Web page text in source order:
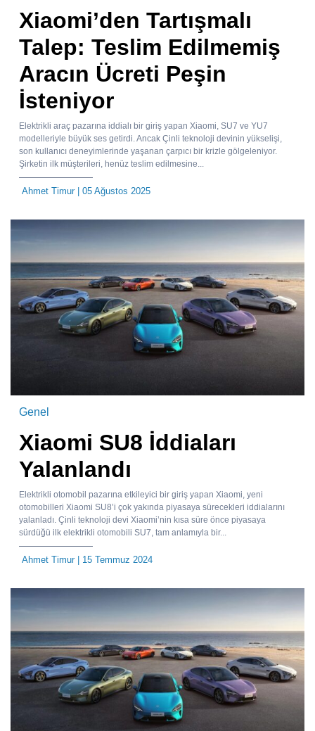
Xiaomi’den Tartışmalı
Talep: Teslim Edilmemiş
Aracın Ücreti Peşin
İsteniyor
Elektrikli araç pazarına iddialı bir giriş yapan Xiaomi, SU7 ve YU7
modelleriyle büyük ses getirdi. Ancak Çinli teknoloji devinin yükselişi,
son kullanıcı deneyimlerinde yaşanan çarpıcı bir krizle gölgeleniyor.
Şirketin ilk müşterileri, henüz teslim edilmesine...
Ahmet Timur| 05 Ağustos 2025
Genel
Xiaomi SU8 İddiaları
Yalanlandı
Elektrikli otomobil pazarına etkileyici bir giriş yapan Xiaomi, yeni
otomobilleri Xiaomi SU8’i çok yakında piyasaya sürecekleri iddialarını
yalanladı. Çinli teknoloji devi Xiaomi’nin kısa süre önce piyasaya
sürdüğü ilk elektrikli otomobili SU7, tam anlamıyla bir...
Ahmet Timur| 15 Temmuz 2024